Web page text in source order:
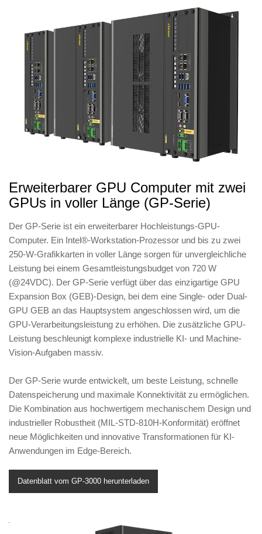
Erweiterbarer GPU Computer mit zwei
GPUs in voller Länge (GP-Serie)
Der GP-Serie ist ein erweiterbarer Hochleistungs-GPU-
Computer. Ein Intel®-Workstation-Prozessor und bis zu zwei
250-W-Grafikkarten in voller Länge sorgen für unvergleichliche
Leistung bei einem Gesamtleistungsbudget von 720 W
(@24VDC). Der GP-Serie verfügt über das einzigartige GPU
Expansion Box (GEB)-Design, bei dem eine Single- oder Dual-
GPU GEB an das Hauptsystem angeschlossen wird, um die
GPU-Verarbeitungsleistung zu erhöhen. Die zusätzliche GPU-
Leistung beschleunigt komplexe industrielle KI- und Machine-
Vision-Aufgaben massiv.
Der GP-Serie wurde entwickelt, um beste Leistung, schnelle
Datenspeicherung und maximale Konnektivität zu ermöglichen.
Die Kombination aus hochwertigem mechanischem Design und
industrieller Robustheit (MIL-STD-810H-Konformität) eröffnet
neue Möglichkeiten und innovative Transformationen für KI-
Anwendungen im Edge-Bereich.
Datenblatt vom GP-3000 herunterladen